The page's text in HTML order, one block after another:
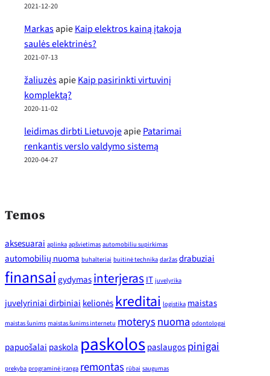
2021-12-20
MarkasapieKaip elektros kainą įtakoja
saulės elektrinės?
2021-07-13
žaliuzėsapieKaip pasirinkti virtuvinį
komplektą?
2020-11-02
leidimas dirbti LietuvojeapiePatarimai
renkantis verslo valdymo sistemą
2020-04-27
Temos
aksesuarai aplinka apšvietimas automobiliu supirkimas
automobilių nuoma buhalteriai buitinė technika daržas drabuziai
finansaigydymasinterjerasIT juvelyrika
juvelyriniai dirbiniaikelionėskreditai logistika maistas
maistas šunims maistas šunims internetu moterysnuoma odontologai
papuošalaipaskola paskolospaslaugospinigai
prekyba programinė įranga remontas rūbai saugumas